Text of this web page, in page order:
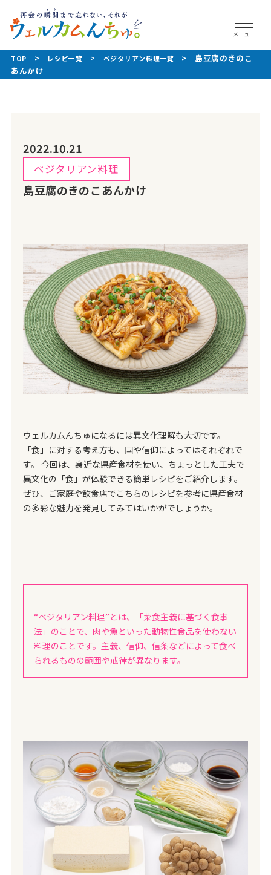
メニュー
TOP > レシピ⼀覧 > ベジタリアン料理⼀覧 >
島豆腐のきのこ
あんかけ
2022.10.21
ベジタリアン料理
島豆腐のきのこあんかけ
ウェルカムんちゅになるには異文化理解も大切です。
「食」に対する考え方も、国や信仰によってはそれぞれで
す。 今回は、身近な県産食材を使い、ちょっとした工夫で
異文化の「食」が体験できる簡単レシピをご紹介します。
ぜひ、ご家庭や飲食店でこちらのレシピを参考に県産食材
の多彩な魅力を発見してみてはいかがでしょうか。
“ベジタリアン料理”とは、「菜食主義に基づく食事
法」のことで、肉や魚といった動物性食品を使わない
料理のことです。主義、信仰、信条などによって食べ
られるものの範囲や戒律が異なります。